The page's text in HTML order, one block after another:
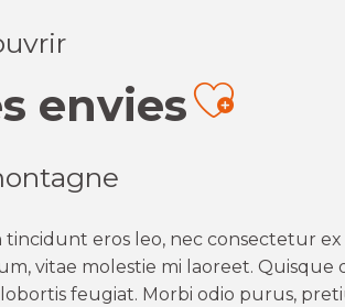
envies
tincidunt eros leo, nec consectetur
vitae molestie mi laoreet. Quisque
feugiat. Morbi odio purus,